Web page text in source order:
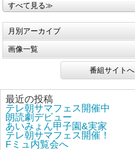
すべて見る≫
月別アーカイブ
画像一覧
番組サイトへ
最近の投稿
テレ朝サマフェス開催中
朗読劇デビュー
あいみょん甲子園&実家
テレ朝サマフェス開催！
Fミュ内覧会へ